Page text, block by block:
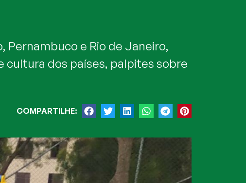
Pernambuco e Rio de Janeiro,
cultura dos países, palpites sobre
COMPARTILHE: